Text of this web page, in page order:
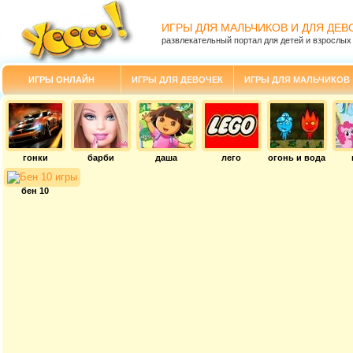
ИГРЫ ДЛЯ МАЛЬЧИКОВ И ДЛЯ
развлекательный портал для детей и взрослых
ИГРЫ ОНЛАЙН ИГРЫ ДЛЯ ДЕВОЧЕК ИГРЫ ДЛЯ МАЛЬЧИКОВ
гонки барби даша лего огонь и вода
бен 10